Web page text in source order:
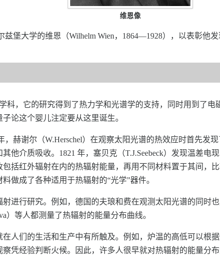
维恩像
堡大学的维恩（Wilhelm Wien，1864—1928），以表彰他发
科，它的研究得到了热力学和光谱学的支持，同时用到了
论这个婴儿注定要从这里诞生。
，赫谢尔（W.Herschel）在观察太阳光谱的热效应时首先发
他介质吸收。1821 年，塞贝克（T.J.Seebeck）发现温差电
括红外辐射在内的热辐射能量，再用不同材料置于其间，
做成了各种适用于热辐射的“光学”器件。
进行研究。例如，德国的夫琅和费在观测太阳光谱的同时
）等人都测量了热辐射的能量分布曲线。
人们的生活和生产中有所触及。例如，炉温的高低可以根
凭经验判断火候。因此，许多人很早就对热辐射的能量分布